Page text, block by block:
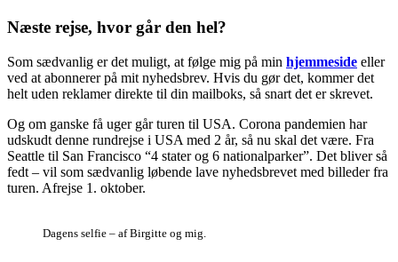
Næste rejse, hvor går den hel?
Som sædvanlig er det muligt, at følge mig på min hjemmeside eller
ved at abonnerer på mit nyhedsbrev. Hvis du gør det, kommer det
helt uden reklamer direkte til din mailboks, så snart det er skrevet.
Og om ganske få uger går turen til USA. Corona pandemien har
udskudt denne rundrejse i USA med 2 år, så nu skal det være. Fra
Seattle til San Francisco “4 stater og 6 nationalparker”. Det bliver så
fedt – vil som sædvanlig løbende lave nyhedsbrevet med billeder fra
turen. Afrejse 1. oktober.
Dagens selfie – af Birgitte og mig.